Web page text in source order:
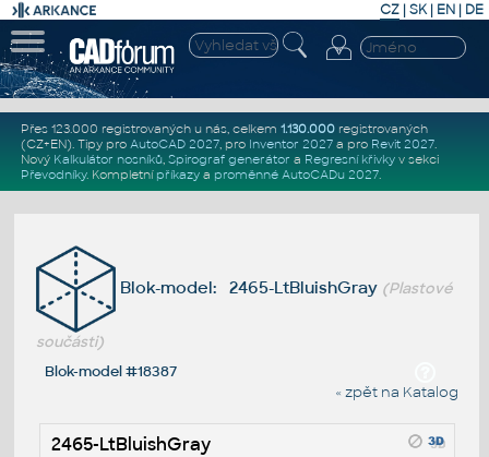
CZ | SK| EN | DE
Přes 123.000 registrovaných u nás, celkem 1.130.000registrovaných
(CZ+EN). Tipy pro AutoCAD 2027, pro Inventor 2027a pro Revit 2027.
Nový Kalkulátor nosníků, Spirograf generátor a Regresní křivkyv sekci
Převodníky. Kompletní příkazya proměnné AutoCADu 2027.
Blok-model: 2465-LtBluishGray (Plastové
součásti)
Blok-model #18387
« zpět na Katalog
2465-LtBluishGray